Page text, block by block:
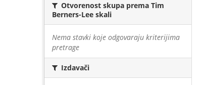
Otvorenost skupa prema Tim
Berners-Lee skali
Nema stavki koje odgovaraju kriterijima
pretrage
Izdavači